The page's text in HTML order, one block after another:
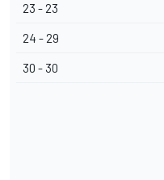
23 - 23
24 - 29
30 - 30